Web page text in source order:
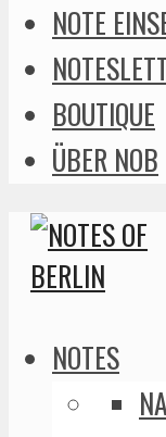
NOTE
BOUTIQUE
ÜBER NOB
NOTES